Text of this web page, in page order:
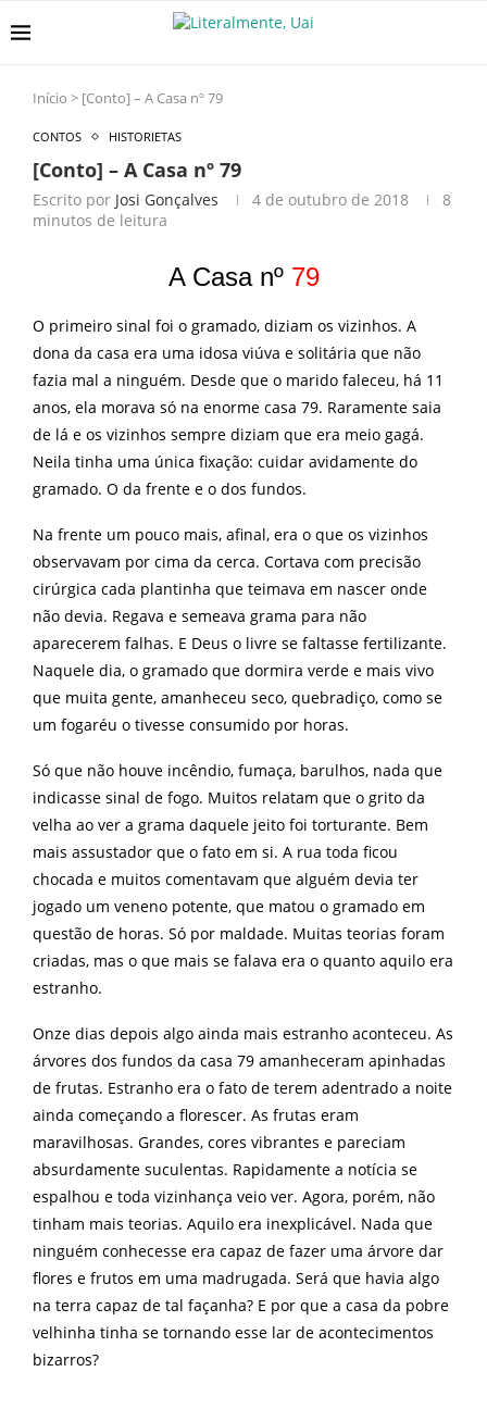
Início > [Conto] – A Casa nº 79
CONTOS HISTORIETAS
[Conto] – A Casa nº 79
Escrito por Josi Gonçalves 4 de outubro de 2018
8
minutos de leitura
A Casa nº 79
O primeiro sinal foi o gramado, diziam os vizinhos. A
dona da casa era uma idosa viúva e solitária que não
fazia mal a ninguém. Desde que o marido faleceu, há 11
anos, ela morava só na enorme casa 79. Raramente saia
de lá e os vizinhos sempre diziam que era meio gagá.
Neila tinha uma única fixação: cuidar avidamente do
gramado. O da frente e o dos fundos.
Na frente um pouco mais, afinal, era o que os vizinhos
observavam por cima da cerca. Cortava com precisão
cirúrgica cada plantinha que teimava em nascer onde
não devia. Regava e semeava grama para não
aparecerem falhas. E Deus o livre se faltasse fertilizante.
Naquele dia, o gramado que dormira verde e mais vivo
que muita gente, amanheceu seco, quebradiço, como se
um fogaréu o tivesse consumido por horas.
Só que não houve incêndio, fumaça, barulhos, nada que
indicasse sinal de fogo. Muitos relatam que o grito da
velha ao ver a grama daquele jeito foi torturante. Bem
mais assustador que o fato em si. A rua toda ficou
chocada e muitos comentavam que alguém devia ter
jogado um veneno potente, que matou o gramado em
questão de horas. Só por maldade. Muitas teorias foram
criadas, mas o que mais se falava era o quanto aquilo era
estranho.
Onze dias depois algo ainda mais estranho aconteceu. As
árvores dos fundos da casa 79 amanheceram apinhadas
de frutas. Estranho era o fato de terem adentrado a noite
ainda começando a florescer. As frutas eram
maravilhosas. Grandes, cores vibrantes e pareciam
absurdamente suculentas. Rapidamente a notícia se
espalhou e toda vizinhança veio ver. Agora, porém, não
tinham mais teorias. Aquilo era inexplicável. Nada que
ninguém conhecesse era capaz de fazer uma árvore dar
flores e frutos em uma madrugada. Será que havia algo
na terra capaz de tal façanha? E por que a casa da pobre
velhinha tinha se tornando esse lar de acontecimentos
bizarros?